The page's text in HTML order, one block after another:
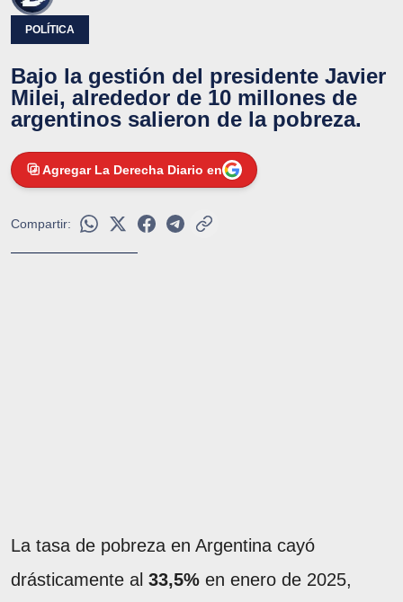
POLÍTICA
Bajo la gestión del presidente Javier
Milei, alrededor de 10 millones de
argentinos salieron de la pobreza.
Agregar La Derecha Diario en
Compartir:
La tasa de pobreza en Argentina cayó
drásticamente al 33,5% en enero de 2025,